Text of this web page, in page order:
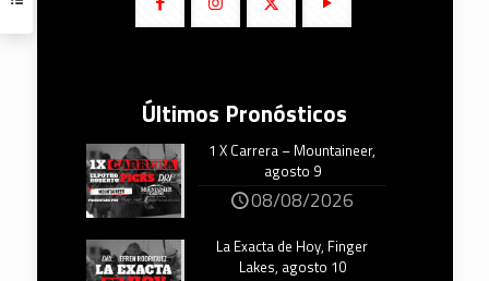
Últimos Pronósticos
1 X Carrera – Mountaineer,
agosto 9
08/08/2026
La Exacta de Hoy, Finger
Lakes, agosto 10